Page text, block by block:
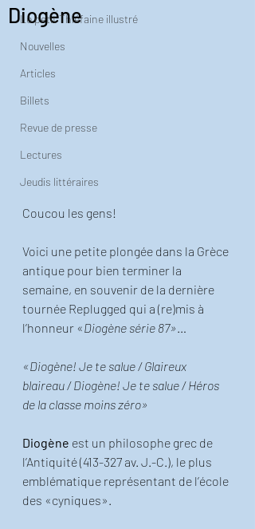
Le petit Thiéfaine illustré
Nouvelles
Articles
Billets
Revue de presse
Lectures
Jeudis littéraires
Diogène
Coucou les gens!
Voici une petite plongée dans la Grèce
antique pour bien terminer la
semaine, en souvenir de la dernière
tournée Replugged qui a (re)mis à
l’honneur «Diogène série 87»…
«Diogène! Je te salue / Glaireux
blaireau / Diogène! Je te salue / Héros
de la classe moins zéro»
Diogène est un philosophe grec de
l’Antiquité (413-327 av. J.-C.), le plus
emblématique représentant de l’école
des «cyniques».